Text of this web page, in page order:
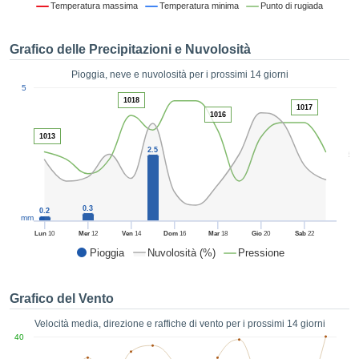
tramite
per
senza
clic sul
CONTINUA
IMPOSTAZIONI
Temperatura massima Temperatura minima Punto di rugiada
Grafico delle Precipitazioni e Nuvolosità
Pioggia, neve e nuvolosità per i prossimi 14 giorni
Pioggia Nuvolosità (%) Pressione
50
Lun 10 Mer12 Ven14 Dom16 Mar18 Gio 20 Sab22
5
mm
0.2 0.3
2.5
1013
1018
1016
1017
Grafico del Vento
Velocità media, direzione e raffiche di vento per i prossimi 14 giorni
40